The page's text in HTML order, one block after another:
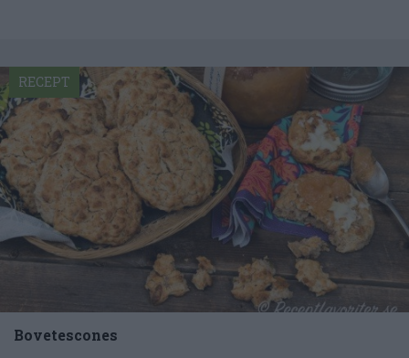
Bovetescones
RECEPT